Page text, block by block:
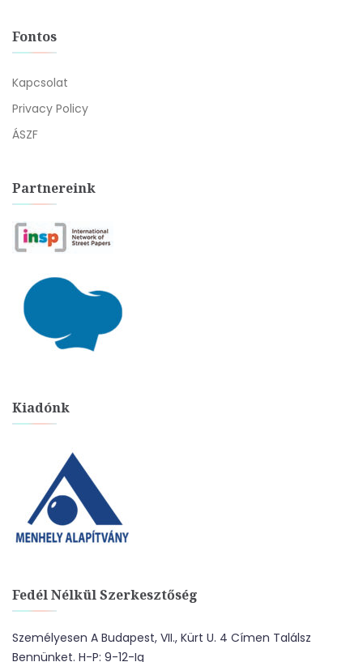
Fontos
Kapcsolat
Privacy Policy
ÁSZF
Partnereink
Kiadónk
Fedél Nélkül Szerkesztőség
Személyesen A Budapest, VII., Kürt U. 4 Címen Találsz
Bennünket. H-P: 9-12-Ig